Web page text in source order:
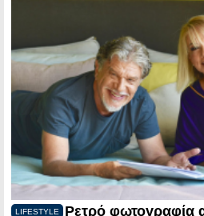
LIFESTYLE
Ρετρό φωτογραφία